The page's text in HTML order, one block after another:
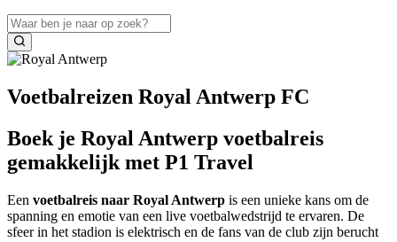
Voetbalreizen Royal Antwerp FC
Boek je Royal Antwerp voetbalreis
gemakkelijk met P1 Travel
Een voetbalreis naar Royal Antwerp is een unieke kans om de
spanning en emotie van een live voetbalwedstrijd te ervaren. De
sfeer in het stadion is elektrisch en de fans van de club zijn berucht